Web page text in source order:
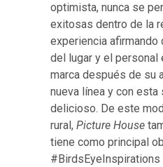
optimista, nunca se
exitosas dentro de la
experiencia afirmando
del lugar y el personal
marca después de su
nueva línea y con
delicioso. De este
rural, Picture House
tiene como principal
#BirdsEyeInspirations